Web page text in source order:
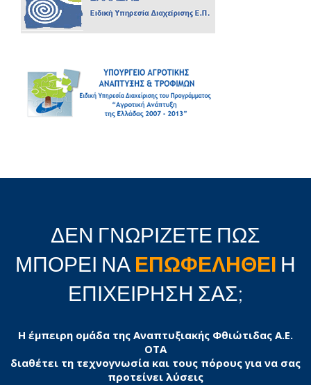
ΔΕΝ ΓΝΩΡΙΖΕΤΕ ΠΩΣ
ΜΠΟΡΕΙ ΝΑ ΕΠΩΦΕΛΗΘΕΙ Η
ΕΠΙΧΕΙΡΗΣΗ ΣΑΣ;
Η έμπειρη ομάδα της Αναπτυξιακής Φθιώτιδας Α.Ε.
ΟΤΑ
διαθέτει τη τεχνογνωσία και τους πόρους για να σας
προτείνει λύσεις